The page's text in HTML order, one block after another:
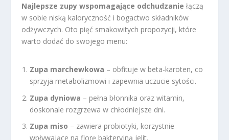
Najlepsze zupy wspomagające odchudzanie łączą
w sobie niską kaloryczność i bogactwo składników
odżywczych. Oto pięć smakowitych propozycji, które
warto dodać do swojego menu:
Zupa marchewkowa – obfituje w beta-karoten, co
sprzyja metabolizmowi i zapewnia uczucie sytości.
Zupa dyniowa – pełna błonnika oraz witamin,
doskonale rozgrzewa w chłodniejsze dni.
Zupa miso – zawiera probiotyki, korzystnie
wpływające na florę bakteryjną jelit.